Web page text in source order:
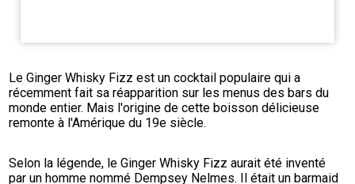
Le Ginger Whisky Fizz est un cocktail populaire qui a
récemment fait sa réapparition sur les menus des bars du
monde entier. Mais l'origine de cette boisson délicieuse
remonte à l'Amérique du 19e siècle.
Selon la légende, le Ginger Whisky Fizz aurait été inventé
par un homme nommé Dempsey Nelmes. Il était un barmaid